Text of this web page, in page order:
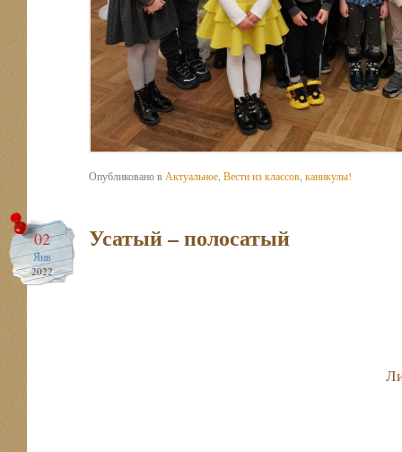
Опубликовано в Актуальное Вести из классов каникулы!
02
Янв
2022
Усатый – полосатый